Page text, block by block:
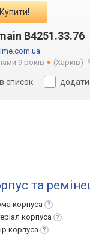
Купити!
B4251.33.76
9 років
(Харків)
в список
та
корпуса
корпуса
корпуса